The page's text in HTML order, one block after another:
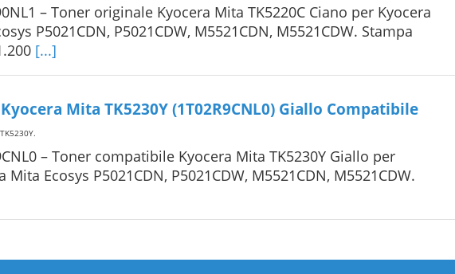
– Toner originale Kyocera Mita TK5220C Ciano per Kyocera
P5021CDN, P5021CDW, M5521CDN, M5521CDW. Stampa
[...]
Mita TK5230Y (1T02R9CNL0) Giallo Compatibile
.
– Toner compatibile Kyocera Mita TK5230Y Giallo per
Mita Ecosys P5021CDN, P5021CDW, M5521CDN, M5521CDW.